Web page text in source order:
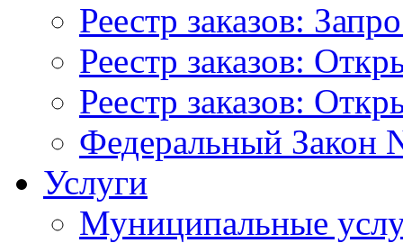
Реестр заказов:
Реестр заказов:
Реестр заказов:
Федеральный Закон
Услуги
Муниципальные